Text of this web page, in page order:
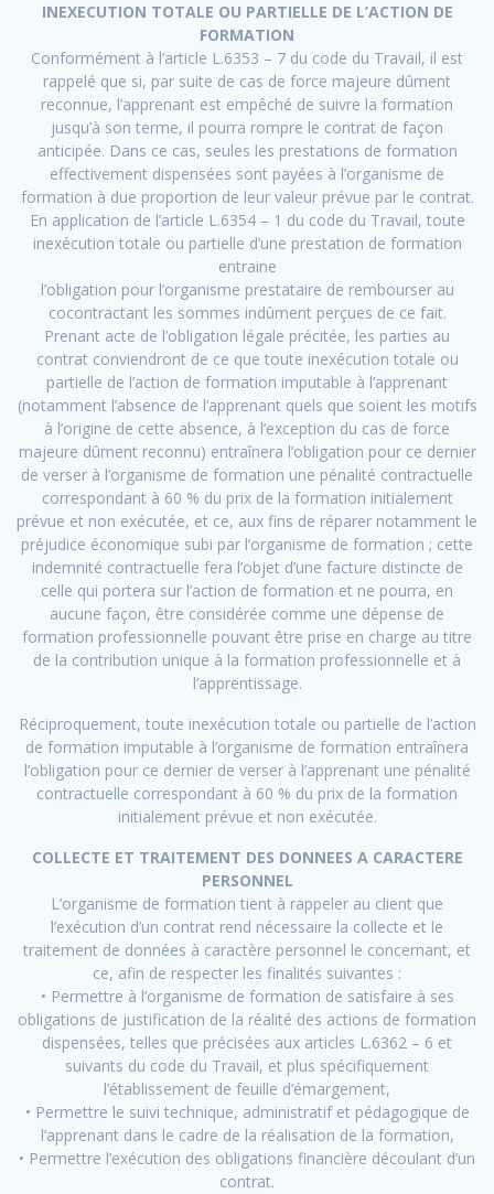
INEXECUTION TOTALE OU PARTIELLE DE L’ACTION DE
FORMATION
Conformément à l’article L.6353 – 7 du code du Travail, il est
rappelé que si, par suite de cas de force majeure dûment
reconnue, l’apprenant est empêché de suivre la formation
jusqu’à son terme, il pourra rompre le contrat de façon
anticipée. Dans ce cas, seules les prestations de formation
effectivement dispensées sont payées à l’organisme de
formation à due proportion de leur valeur prévue par le contrat.
En application de l’article L.6354 – 1 du code du Travail, toute
inexécution totale ou partielle d’une prestation de formation
entraine
l’obligation pour l’organisme prestataire de rembourser au
cocontractant les sommes indûment perçues de ce fait.
Prenant acte de l’obligation légale précitée, les parties au
contrat conviendront de ce que toute inexécution totale ou
partielle de l’action de formation imputable à l’apprenant
(notamment l’absence de l’apprenant quels que soient les motifs
à l’origine de cette absence, à l’exception du cas de force
majeure dûment reconnu) entraînera l’obligation pour ce dernier
de verser à l’organisme de formation une pénalité contractuelle
correspondant à 60 % du prix de la formation initialement
prévue et non exécutée, et ce, aux fins de réparer notamment le
préjudice économique subi par l’organisme de formation ; cette
indemnité contractuelle fera l’objet d’une facture distincte de
celle qui portera sur l’action de formation et ne pourra, en
aucune façon, être considérée comme une dépense de
formation professionnelle pouvant être prise en charge au titre
de la contribution unique à la formation professionnelle et à
l’apprentissage.
Réciproquement, toute inexécution totale ou partielle de l’action
de formation imputable à l’organisme de formation entraînera
l’obligation pour ce dernier de verser à l’apprenant une pénalité
contractuelle correspondant à 60 % du prix de la formation
initialement prévue et non exécutée.
COLLECTE ET TRAITEMENT DES DONNEES A CARACTERE
PERSONNEL
L’organisme de formation tient à rappeler au client que
l’exécution d’un contrat rend nécessaire la collecte et le
traitement de données à caractère personnel le concernant, et
ce, afin de respecter les finalités suivantes :
• Permettre à l’organisme de formation de satisfaire à ses
obligations de justification de la réalité des actions de formation
dispensées, telles que précisées aux articles L.6362 – 6 et
suivants du code du Travail, et plus spécifiquement
l’établissement de feuille d’émargement,
• Permettre le suivi technique, administratif et pédagogique de
l’apprenant dans le cadre de la réalisation de la formation,
• Permettre l’exécution des obligations financière découlant d’un
contrat.